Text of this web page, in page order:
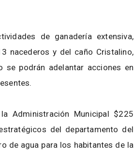
de ganadería extensiva,
nacederos y del caño Cristalino,
se podrán adelantar acciones en
Administración Municipal $225
del departamento del
de agua para los habitantes de la